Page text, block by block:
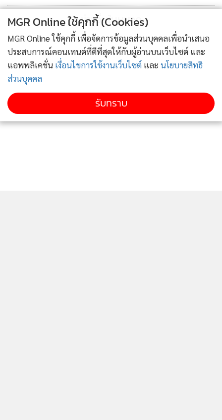
ข่าวอื่นในหมวด
MGR Online ใช้คุกกี้ (Cookies)
MGR Online ใช้คุกกี้ เพื่อจัดการข้อมูลส่วนบุคคลเพื่อนำเสนอ
ประสบการณ์คอนเทนต์ที่ดีที่สุดให้กับผู้อ่านบนเว็บไซต์ และ
แอพพลิเคชั่น เงื่อนไขการใช้งานเว็บไซต์ และ นโยบายสิทธิ
ส่วนบุคคล
รับทราบ